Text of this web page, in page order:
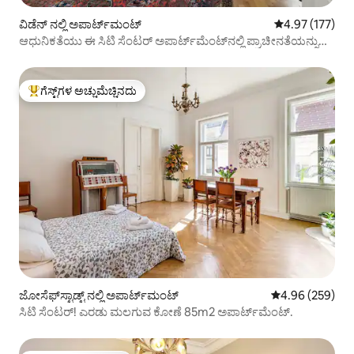
ವಿಡೆನ್ ನಲ್ಲಿ ಅಪಾರ್ಟ್‌ಮಂಟ್ 5 ರಲ್ಲಿ 4.97
4.97 (177)
ಆಧುನಿಕತೆಯು ಈ ಸಿಟಿ ಸೆಂಟರ್ ಅಪಾರ್ಟ್‌ಮೆಂಟ್‌ನಲ್ಲಿ ಪ್ರಾಚೀನತೆಯನ್ನು
ಗೆಸ್ಟ್‌ಗಳಿಗೆ ಅತಿ ಹೆಚ್ಚು ಅಚ್ಚುಮೆಚ್ಚಿನದು
ಗೆಸ್ಟ್‌ಗಳ ಅಚ್ಚುಮೆಚ್ಚಿನದು
ಜೋಸೆಫ್‌ಸ್ಟಾಡ್ಟ್ ನಲ್ಲಿ ಅಪಾರ್ಟ್‌ಮಂಟ್ 5 ರಲ್ಲಿ 4.96
4.96 (259)
ಸಿಟಿ ಸೆಂಟರ್! ಎರಡು ಮಲಗುವ ಕೋಣೆ 85m2 ಅಪಾರ್ಟ್‌ಮೆಂಟ್.